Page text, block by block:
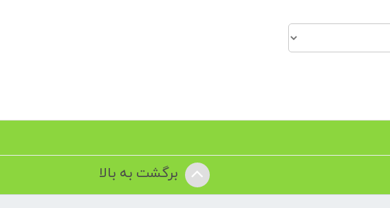
برگشت به بالا